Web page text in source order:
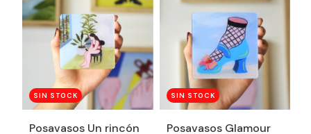
SIN STOCK
Posavasos Un rincón
SIN STOCK
Posavasos Glamour